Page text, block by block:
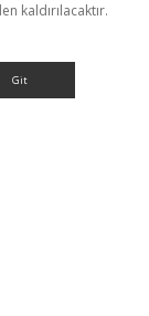
kaldırılacaktır.